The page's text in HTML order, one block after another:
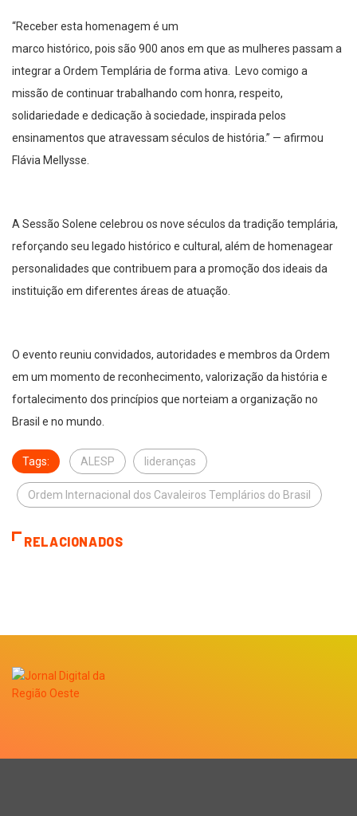
“Receber esta homenagem é um
marco histórico, pois são 900 anos em que as mulheres passam a
integrar a Ordem Templária de forma ativa. Levo comigo a
missão de continuar trabalhando com honra, respeito,
solidariedade e dedicação à sociedade, inspirada pelos
ensinamentos que atravessam séculos de história.” — afirmou
Flávia Mellysse.
A Sessão Solene celebrou os nove séculos da tradição templária,
reforçando seu legado histórico e cultural, além de homenagear
personalidades que contribuem para a promoção dos ideais da
instituição em diferentes áreas de atuação.
O evento reuniu convidados, autoridades e membros da Ordem
em um momento de reconhecimento, valorização da história e
fortalecimento dos princípios que norteiam a organização no
Brasil e no mundo.
Tags: ALESP lideranças
Ordem Internacional dos Cavaleiros Templários do Brasil
RELACIONADOS